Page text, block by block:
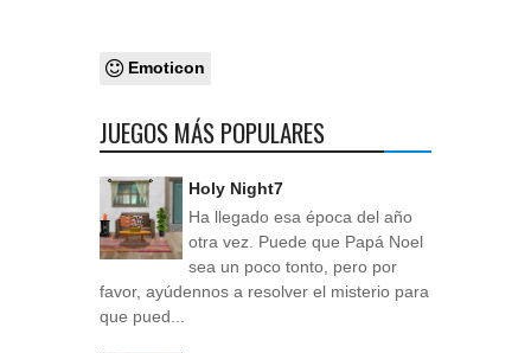
Emoticon
JUEGOS MÁS POPULARES
Holy Night7
Ha llegado esa época del año
otra vez. Puede que Papá Noel
sea un poco tonto, pero por
favor, ayúdennos a resolver el misterio para
que pued...